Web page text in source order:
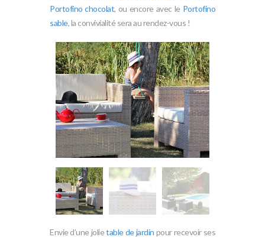
Portofino chocolat, ou encore avec le Portofino
sable, la convivialité sera au rendez-vous !
Envie d’une jolietable de jardin pour recevoir ses